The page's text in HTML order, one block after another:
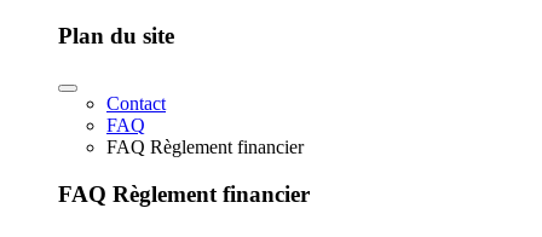
Plan du site
Contact
FAQ
FAQ Règlement financier
FAQ Règlement financier